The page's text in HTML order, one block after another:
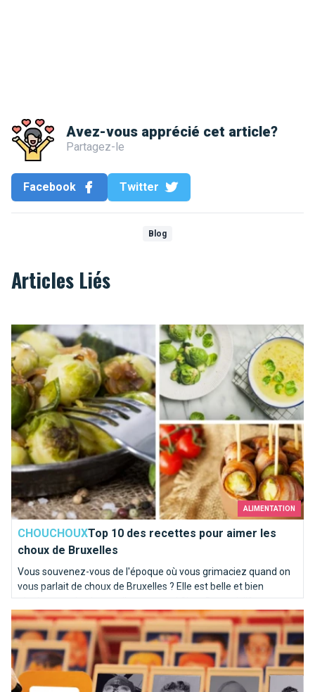
Avez-vous apprécié cet article?
Partagez-le
Facebook Twitter
Blog
Articles Liés
ALIMENTATION
CHOUCHOUXTop 10 des recettes pour aimer les
choux de Bruxelles
Vous souvenez-vous de l'époque où vous grimaciez quand on
vous parlait de choux de Bruxelles ? Elle est belle et bien
révolue pour la plupart d'entre vous ! Chez Brusselslife, ces
recettes nous mettent déjà l'eau à la bouche !
Top 10 des recettes pour aimer les choux de Bruxelles
Ces inconnus du métro